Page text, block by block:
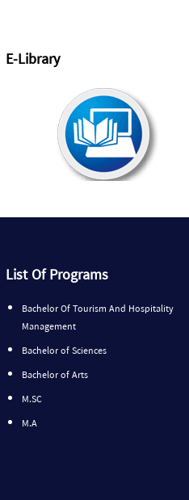
E-Library
List Of Programs
Bachelor Of Tourism And Hospitality
Management
Bachelor of Sciences
Bachelor of Arts
M.SC
M.A